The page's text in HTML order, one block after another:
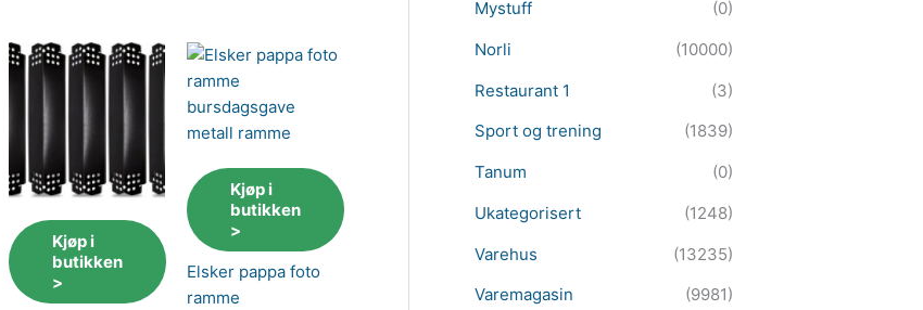
Kjøp i
butikken
>
Kjøp i
butikken
>
Elsker pappa foto
ramme
Mystuff
(0)
Norli
(10000)
Restaurant 1
(3)
Sport og trening
(1839)
Tanum
(0)
Ukategorisert
(1248)
Varehus
(13235)
Varemagasin
(9981)